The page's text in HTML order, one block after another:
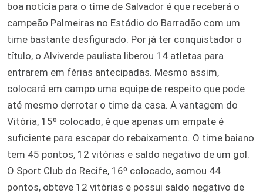
boa notícia para o time de Salvador é que receberá o
campeão Palmeiras no Estádio do Barradão com um
time bastante desfigurado. Por já ter conquistador o
título, o Alviverde paulista liberou 14 atletas para
entrarem em férias antecipadas. Mesmo assim,
colocará em campo uma equipe de respeito que pode
até mesmo derrotar o time da casa. A vantagem do
Vitória, 15º colocado, é que apenas um empate é
suficiente para escapar do rebaixamento. O time baiano
tem 45 pontos, 12 vitórias e saldo negativo de um gol.
O Sport Club do Recife, 16º colocado, somou 44
pontos, obteve 12 vitórias e possui saldo negativo de